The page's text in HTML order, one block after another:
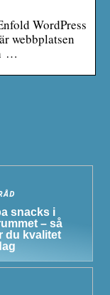
WordPress
webbplatsen
…
snacks i
– så
du kvalitet